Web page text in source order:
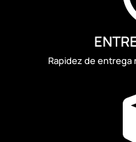
Rapidez de entrega